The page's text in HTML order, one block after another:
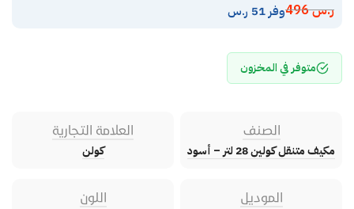
ر.س496 وفر 51 ر.س
متوفر في المخزون
الصنف
مكيف متنقل كولين 28 لتر – أسود
العلامة التجارية
كولن
الموديل اللون